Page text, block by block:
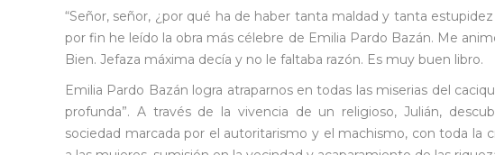
“Señor, señor, ¿por qué ha de haber tanta maldad y tanta
por fin he leído la obra más célebre de Emilia Pardo Bazán. Me
Bien. Jefaza máxima decía y no le faltaba razón. Es muy buen libro.
Emilia Pardo Bazán logra atraparnos en todas las miserias del
profunda”. A través de la vivencia de un religioso, Julián,
sociedad marcada por el autoritarismo y el machismo, con toda la